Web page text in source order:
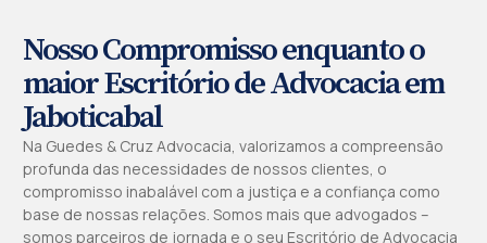
Nosso Compromisso enquanto o
maior Escritório de Advocacia em
Jaboticabal
Na Guedes & Cruz Advocacia, valorizamos a compreensão
profunda das necessidades de nossos clientes, o
compromisso inabalável com a justiça e a confiança como
base de nossas relações. Somos mais que advogados –
somos parceiros de jornada e o seu Escritório de Advocacia